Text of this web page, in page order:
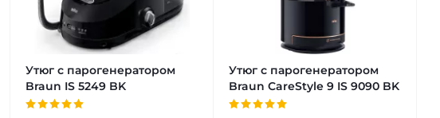
Утюг с парогенератором
Braun IS 5249 BK
Утюг с парогенератором
Braun CareStyle 9 IS 9090 BK